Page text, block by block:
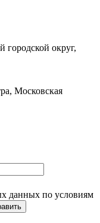
городской округ,
Московская
данных по условиям